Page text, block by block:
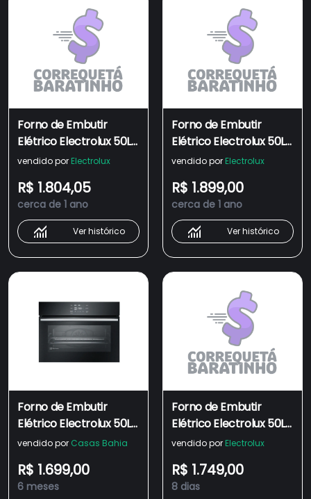
Forno de Embutir
Elétrico Electrolux 50L
Experience Air Fryer,
Painel Touch (OE5EA)
vendido por Electrolux
R$ 1.804,05
cerca de 1 ano
Ver histórico
Forno de Embutir
Elétrico Electrolux 50L
Experience Air Fryer,
Painel Touch (OE5EA)
vendido por Electrolux
R$ 1.899,00
cerca de 1 ano
Ver histórico
Forno de Embutir
Elétrico Electrolux 50L
Experience Air Fryer,
Painel Touch (OE5EA) -
220V
vendido por Casas Bahia
R$ 1.699,00
6 meses
Forno de Embutir
Elétrico Electrolux 50L
Experience Air Fryer,
Painel Touch (OE5EA)
vendido por Electrolux
R$ 1.749,00
8 dias